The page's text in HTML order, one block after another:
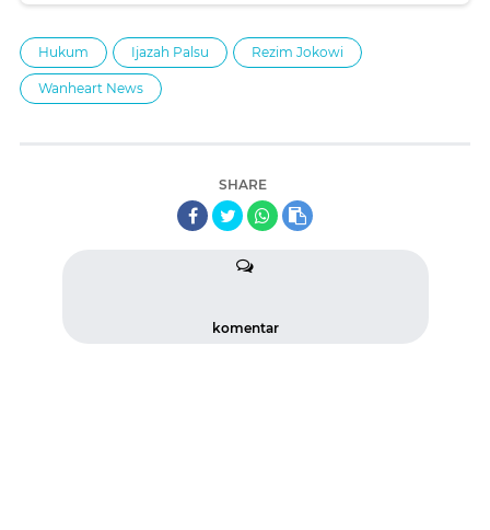
Hukum Ijazah Palsu Rezim Jokowi
Wanheart News
SHARE
komentar